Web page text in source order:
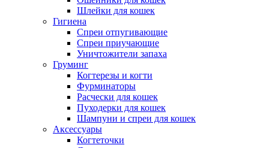
Шлейки для кошек
Гигиена
Спреи отпугивающие
Спреи приучающие
Уничтожители запаха
Груминг
Когтерезы и когти
Фурминаторы
Расчески для кошек
Пуходерки для кошек
Шампуни и спреи для кошек
Аксессуары
Когтеточки